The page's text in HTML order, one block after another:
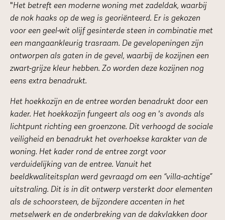
"Het betreft een moderne woning met zadeldak, waarbij
de nok haaks op de weg is georiënteerd. Er is gekozen
voor een geel-wit olijf gesinterde steen in combinatie met
een mangaankleurig trasraam. De gevelopeningen zijn
ontworpen als gaten in de gevel, waarbij de kozijnen een
zwart-grijze kleur hebben. Zo worden deze kozijnen nog
eens extra benadrukt.
Het hoekkozijn en de entree worden benadrukt door een
kader. Het hoekkozijn fungeert als oog en 's avonds als
lichtpunt richting een groenzone. Dit verhoogd de sociale
veiligheid en benadrukt het overhoekse karakter van de
woning. Het kader rond de entree zorgt voor
verduidelijking van de entree. Vanuit het
beeldkwaliteitsplan werd gevraagd om een “villa-achtige”
uitstraling. Dit is in dit ontwerp versterkt door elementen
als de schoorsteen, de bijzondere accenten in het
metselwerk en de onderbreking van de dakvlakken door